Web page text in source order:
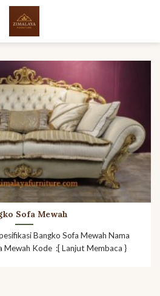
Sofa Mewah
Bangko Sofa Mewah Nama
Mewah Kode :[ Lanjut Membaca }